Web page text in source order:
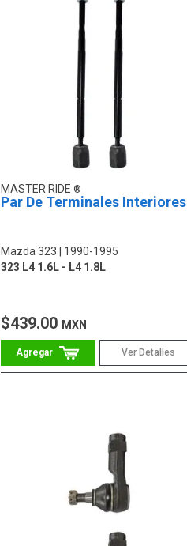
MASTER RIDE
Par De Terminales Interiores
Mazda 323
1990-1995
323 L4 1.6L - L4 1.8L
$439.00 MXN
Ver Detalles